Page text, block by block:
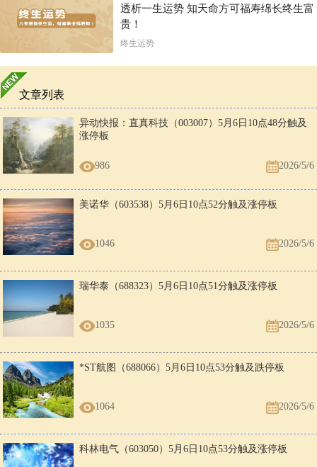
透析一生运势 知天命方可福寿绵长终生富
贵！
终生运势
文章列表
异动快报：直真科技（003007）5月6日10点48分触及
涨停板
986 2026/5/6
美诺华（603538）5月6日10点52分触及涨停板
1046 2026/5/6
瑞华泰（688323）5月6日10点51分触及涨停板
1035 2026/5/6
*ST航图（688066）5月6日10点53分触及跌停板
1064 2026/5/6
科林电气（603050）5月6日10点53分触及涨停板